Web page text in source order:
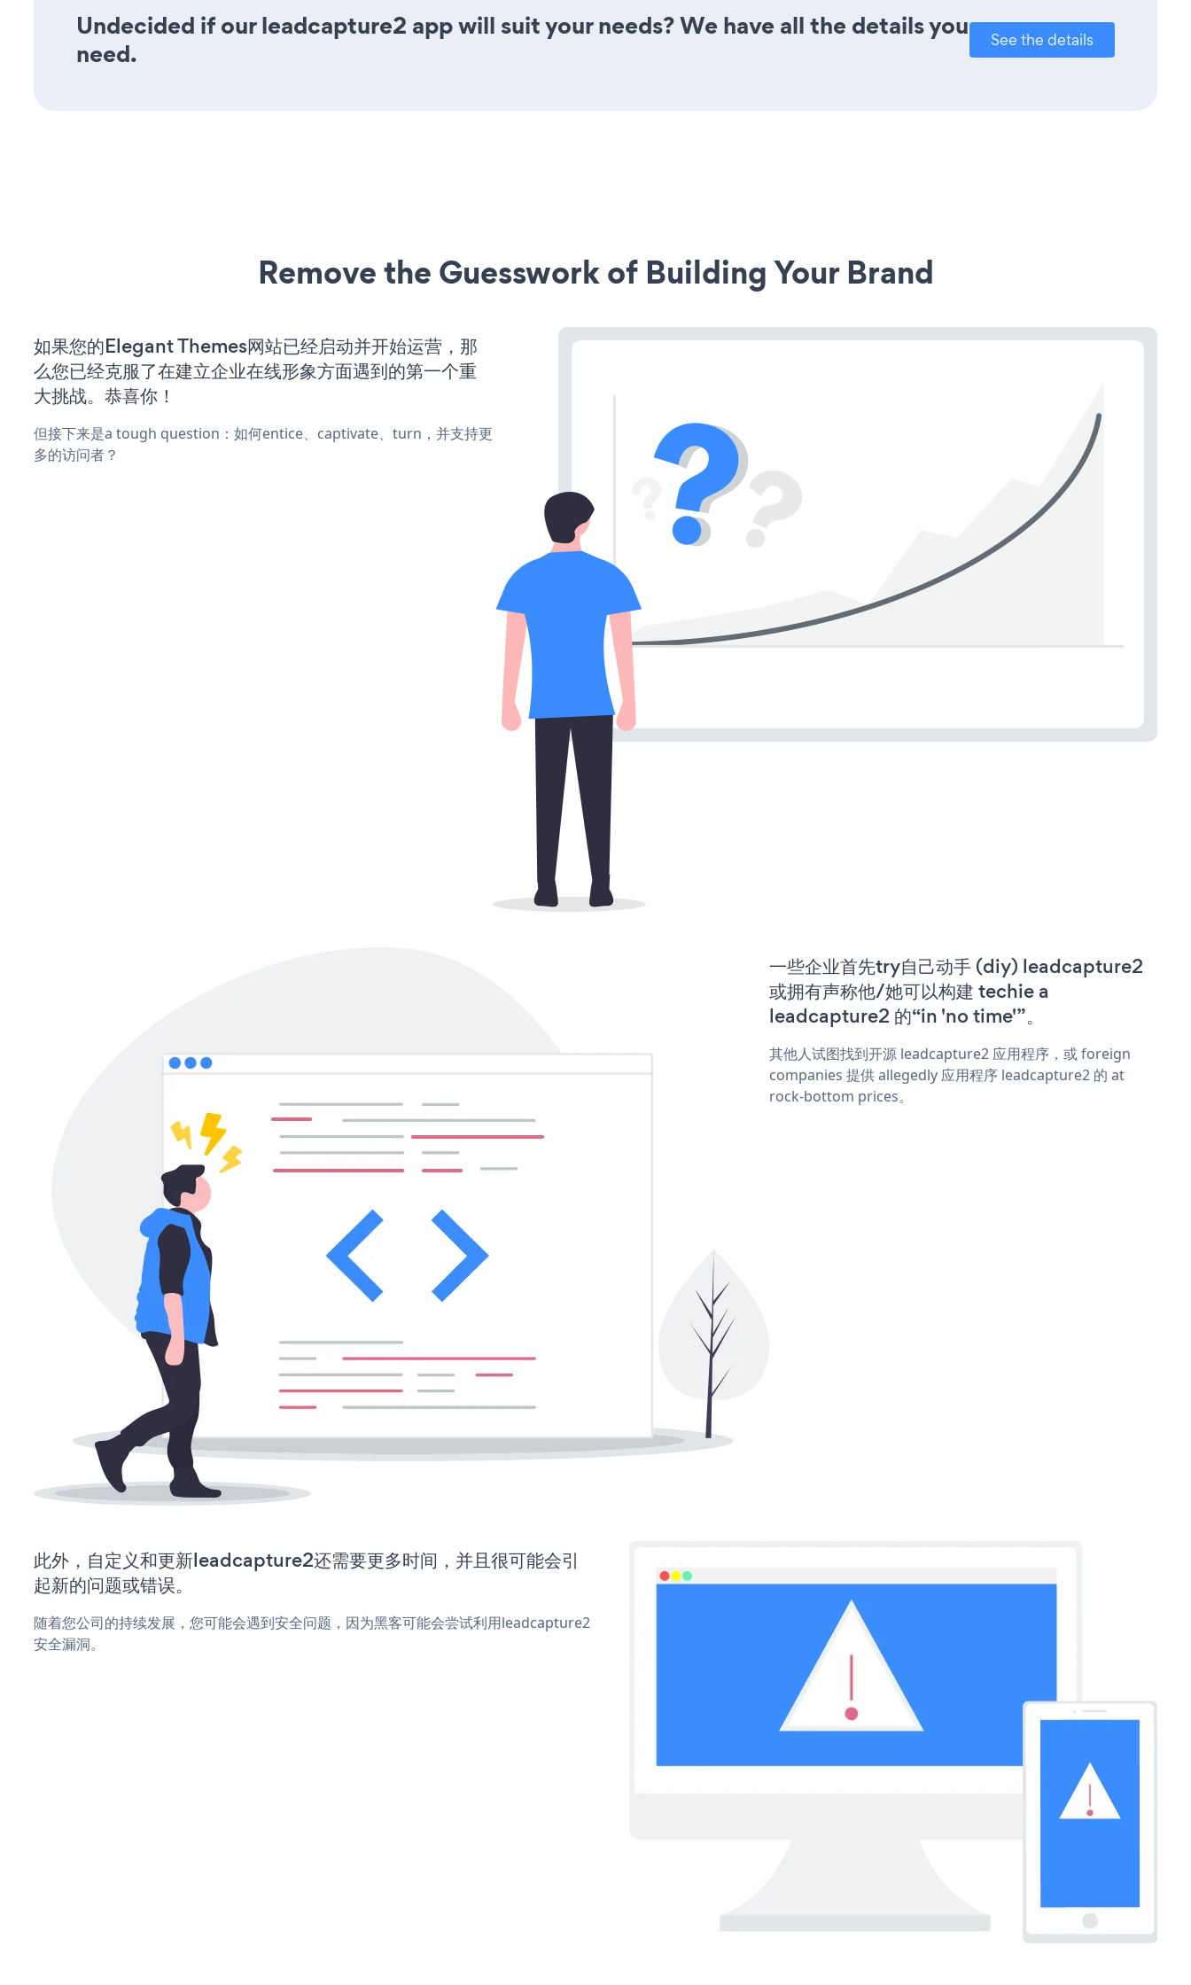
Undecided if our leadcapture2 app will suit your needs? We have all the details you
need.
See the details
Remove the Guesswork of Building Your Brand
如果您的Elegant Themes网站已经启动并开始运营，那
么您已经克服了在建立企业在线形象方面遇到的第一个重
大挑战。恭喜你！
但接下来是a tough question：如何entice、captivate、turn，并支持更
多的访问者？
一些企业首先try自己动手 (diy) leadcapture2
或拥有声称他/她可以构建 techie a
leadcapture2 的“in 'no time'”。
其他人试图找到开源 leadcapture2 应用程序，或 foreign
companies 提供 allegedly 应用程序 leadcapture2 的 at
rock-bottom prices。
此外，自定义和更新leadcapture2还需要更多时间，并且很可能会引
起新的问题或错误。
随着您公司的持续发展，您可能会遇到安全问题，因为黑客可能会尝试利用leadcapture2
安全漏洞。